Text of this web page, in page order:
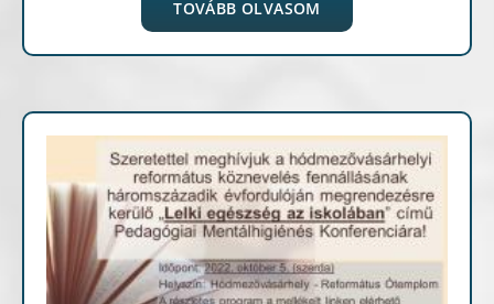
TOVÁBB OLVASOM
Archív cikkek